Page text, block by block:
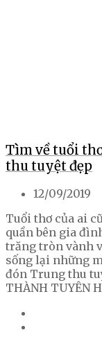
Tìm về tuổi
thu tuyệt đẹp
12/09/2019
Tuổi thơ của ai
quần bên gia
trăng tròn vành
sống lại những
đón Trung thu
THÀNH TUYÊN